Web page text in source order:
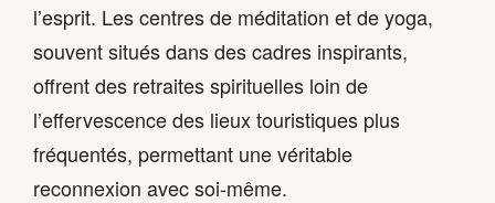
l’esprit. Les centres de méditation et de yoga,
souvent situés dans des cadres inspirants,
offrent des retraites spirituelles loin de
l’effervescence des lieux touristiques plus
fréquentés, permettant une véritable
reconnexion avec soi-même.